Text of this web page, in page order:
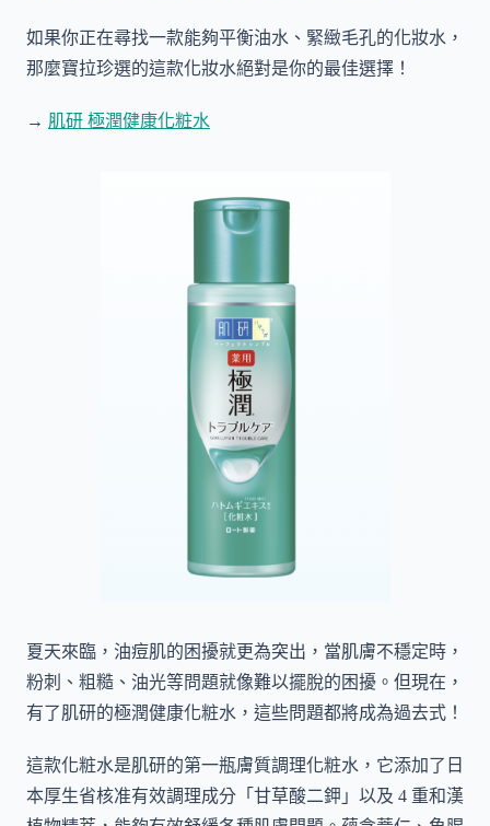
如果你正在尋找一款能夠平衡油水、緊緻毛孔的化妝水，
那麼寶拉珍選的這款化妝水絕對是你的最佳選擇！
→ 肌研 極潤健康化粧水
夏天來臨，油痘肌的困擾就更為突出，當肌膚不穩定時，
粉刺、粗糙、油光等問題就像難以擺脫的困擾。但現在，
有了肌研的極潤健康化粧水，這些問題都將成為過去式！
這款化粧水是肌研的第一瓶膚質調理化粧水，它添加了日
本厚生省核准有效調理成分「甘草酸二鉀」以及 4 重和漢